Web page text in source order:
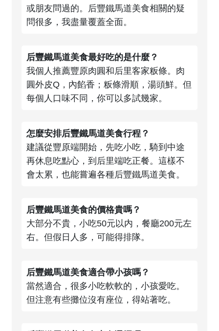
或朋友問過的。后豐鐵馬道美食相關的疑
問很多，我盡量覆蓋全面。
后豐鐵馬道美食最好吃的是什麼？
我個人推薦豐原肉圓和后里客家粄條。肉
圓外皮Q，內餡香；粄條滑順，湯頭鮮。但
每個人口味不同，你可以多試幾家。
怎麼安排后豐鐵馬道美食行程？
建議從豐原端開始，先吃小吃，騎到中途
再休息吃點心，到后里端吃正餐。這樣不
會太累，也能嘗遍各種后豐鐵馬道美食。
后豐鐵馬道美食的價格貴嗎？
大部分不貴，小吃50元以内，餐廳200元左
右。但假日人多，可能得排隊。
后豐鐵馬道美食適合帶小孩嗎？
當然適合，很多小吃軟軟的，小孩愛吃。
但注意有些攤位沒有座位，得站著吃。